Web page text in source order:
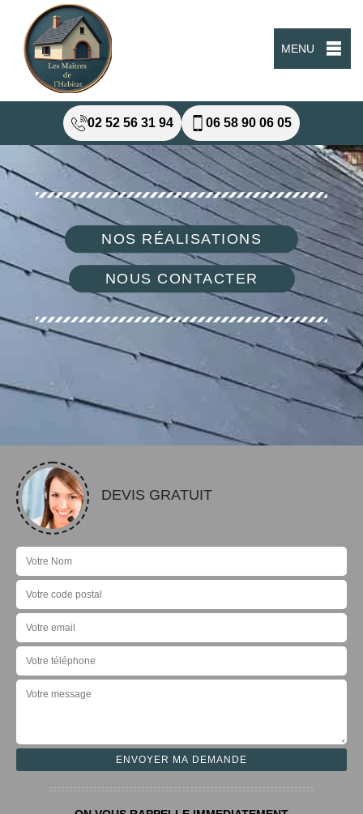
MENU
02 52 56 31 94 06 58 90 06 05
NOS RÉALISATIONS
NOUS CONTACTER
DEVIS GRATUIT